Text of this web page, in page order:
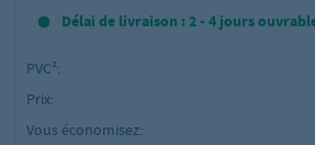
Délai de livraison : 2 - 4 jours
PVC²:
Prix:
Vous économisez: